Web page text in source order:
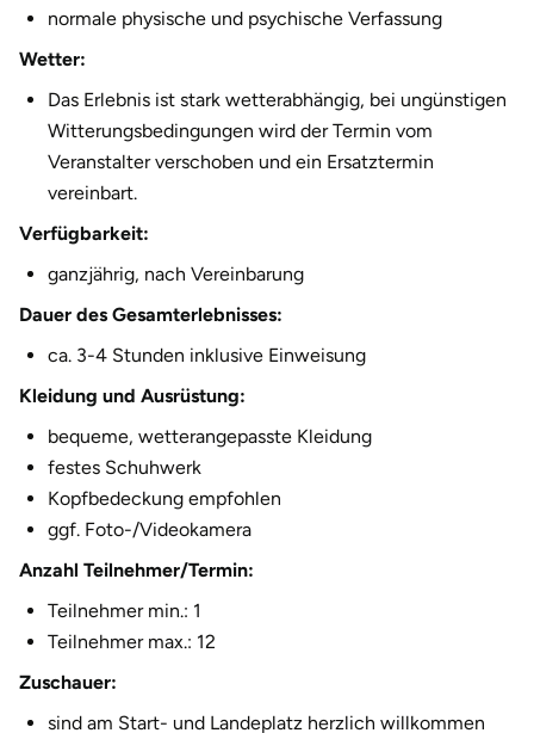
normale physische und psychische Verfassung
Wetter:
Das Erlebnis ist stark wetterabhängig, bei ungünstigen
Witterungsbedingungen wird der Termin vom
Veranstalter verschoben und ein Ersatztermin
vereinbart.
Verfügbarkeit:
ganzjährig, nach Vereinbarung
Dauer des Gesamterlebnisses:
ca. 3-4 Stunden inklusive Einweisung
Kleidung und Ausrüstung:
bequeme, wetterangepasste Kleidung
festes Schuhwerk
Kopfbedeckung empfohlen
ggf. Foto-/Videokamera
Anzahl Teilnehmer/Termin:
Teilnehmer min.: 1
Teilnehmer max.: 12
Zuschauer:
sind am Start- und Landeplatz herzlich willkommen